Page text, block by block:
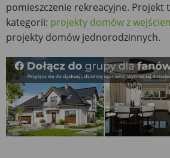
pomieszczenie rekreacyjne. Projekt
kategorii: projekty domów z
projekty domów jednorodzinnych.